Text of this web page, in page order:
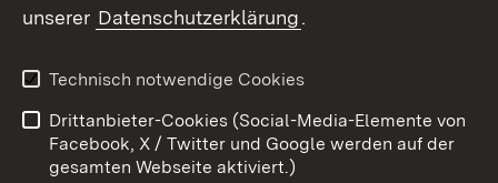
Barrierefreiheit
Benutzungshinweise
Impressum
Cookies
unserer Datenschutzerklärung.
Technisch notwendige Cookies
Drittanbieter-Cookies (Social-Media-Elemente von
Facebook, X / Twitter und Google werden auf der
gesamten Webseite aktiviert.)